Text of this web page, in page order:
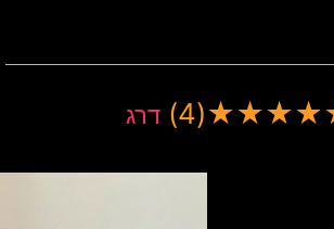
★
★
★
★
(4) דרג